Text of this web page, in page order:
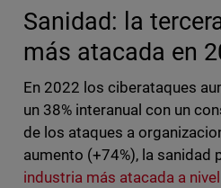
Sanidad: la
más atacada en
En 2022 los ciberataques
un 38% interanual con un
de los ataques a
aumento (+74%), la sanidad
industria más atacada a